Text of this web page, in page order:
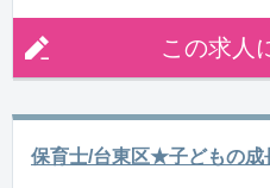
この求人
保育士/台東区★子どもの成